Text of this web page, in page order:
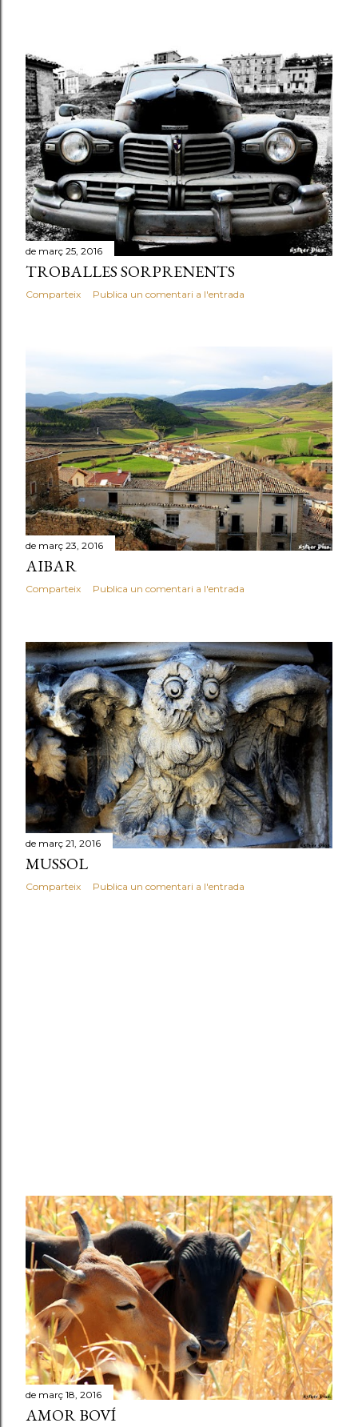
de març 25, 2016
TROBALLES SORPRENENTS
Comparteix Publica un comentari a l'entrada
de març 23, 2016
AIBAR
Comparteix Publica un comentari a l'entrada
de març 21, 2016
MUSSOL
Comparteix Publica un comentari a l'entrada
de març 18, 2016
AMOR BOVÍ